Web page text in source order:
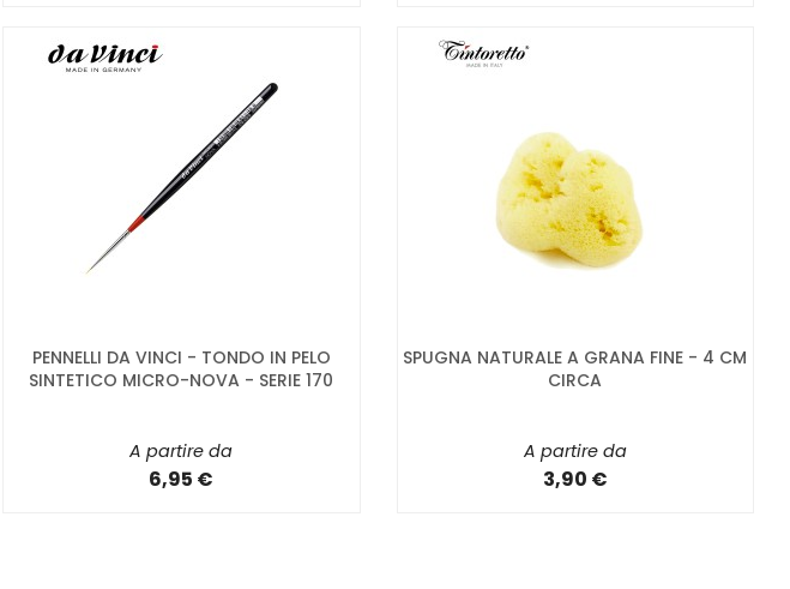
PENNELLI DA VINCI - TONDO IN PELO
SINTETICO MICRO-NOVA - SERIE 170
A partire da
6,95 €
SPUGNA NATURALE A GRANA FINE - 4 CM
CIRCA
A partire da
3,90 €